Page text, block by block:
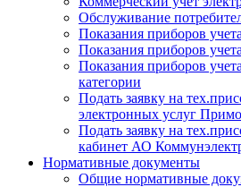
Обслуживание
Показания приборов
Показания приборов
Показания приборов
категории
Подать заявку на
электронных услуг
Подать заявку на
кабинет АО
Нормативные документы
Общие нормативные